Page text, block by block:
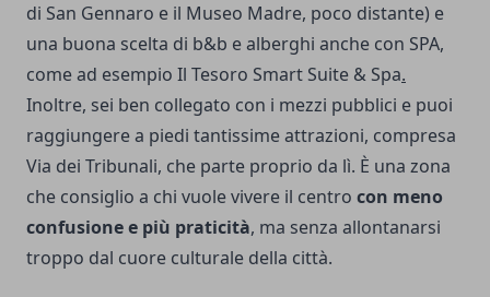
di San Gennaro e il Museo Madre, poco distante) e
una buona scelta di b&b e alberghi anche con SPA,
come ad esempio Il Tesoro Smart Suite & Spa.
Inoltre, sei ben collegato con i mezzi pubblici e puoi
raggiungere a piedi tantissime attrazioni, compresa
Via dei Tribunali, che parte proprio da lì. È una zona
che consiglio a chi vuole vivere il centro con meno
confusione e più praticità, ma senza allontanarsi
troppo dal cuore culturale della città.